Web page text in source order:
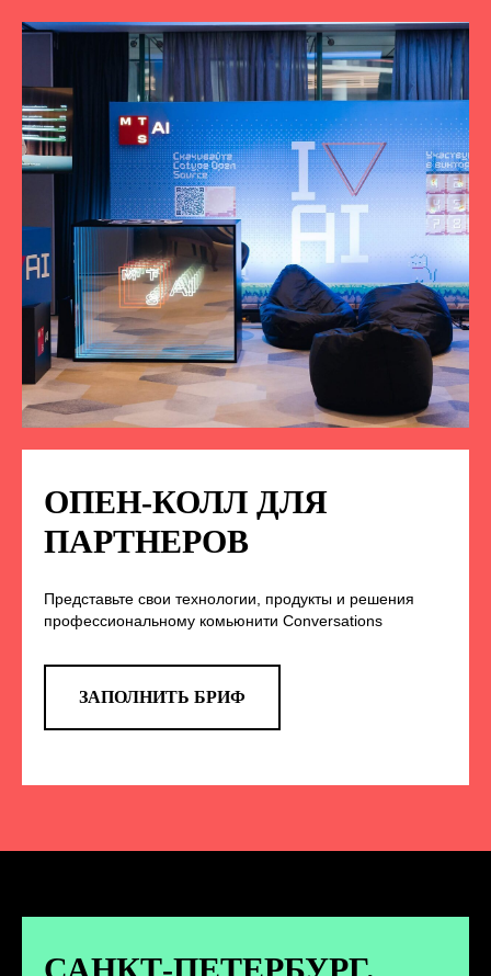
ОПЕН-КОЛЛ ДЛЯ
ПАРТНЕРОВ
Представьте свои технологии, продукты и решения
профессиональному комьюнити Conversations
ЗАПОЛНИТЬ БРИФ
НА НАС В СОЦСЕТЯХ
TELEGRAM
анонс новых спикеров и другие
новости конференции